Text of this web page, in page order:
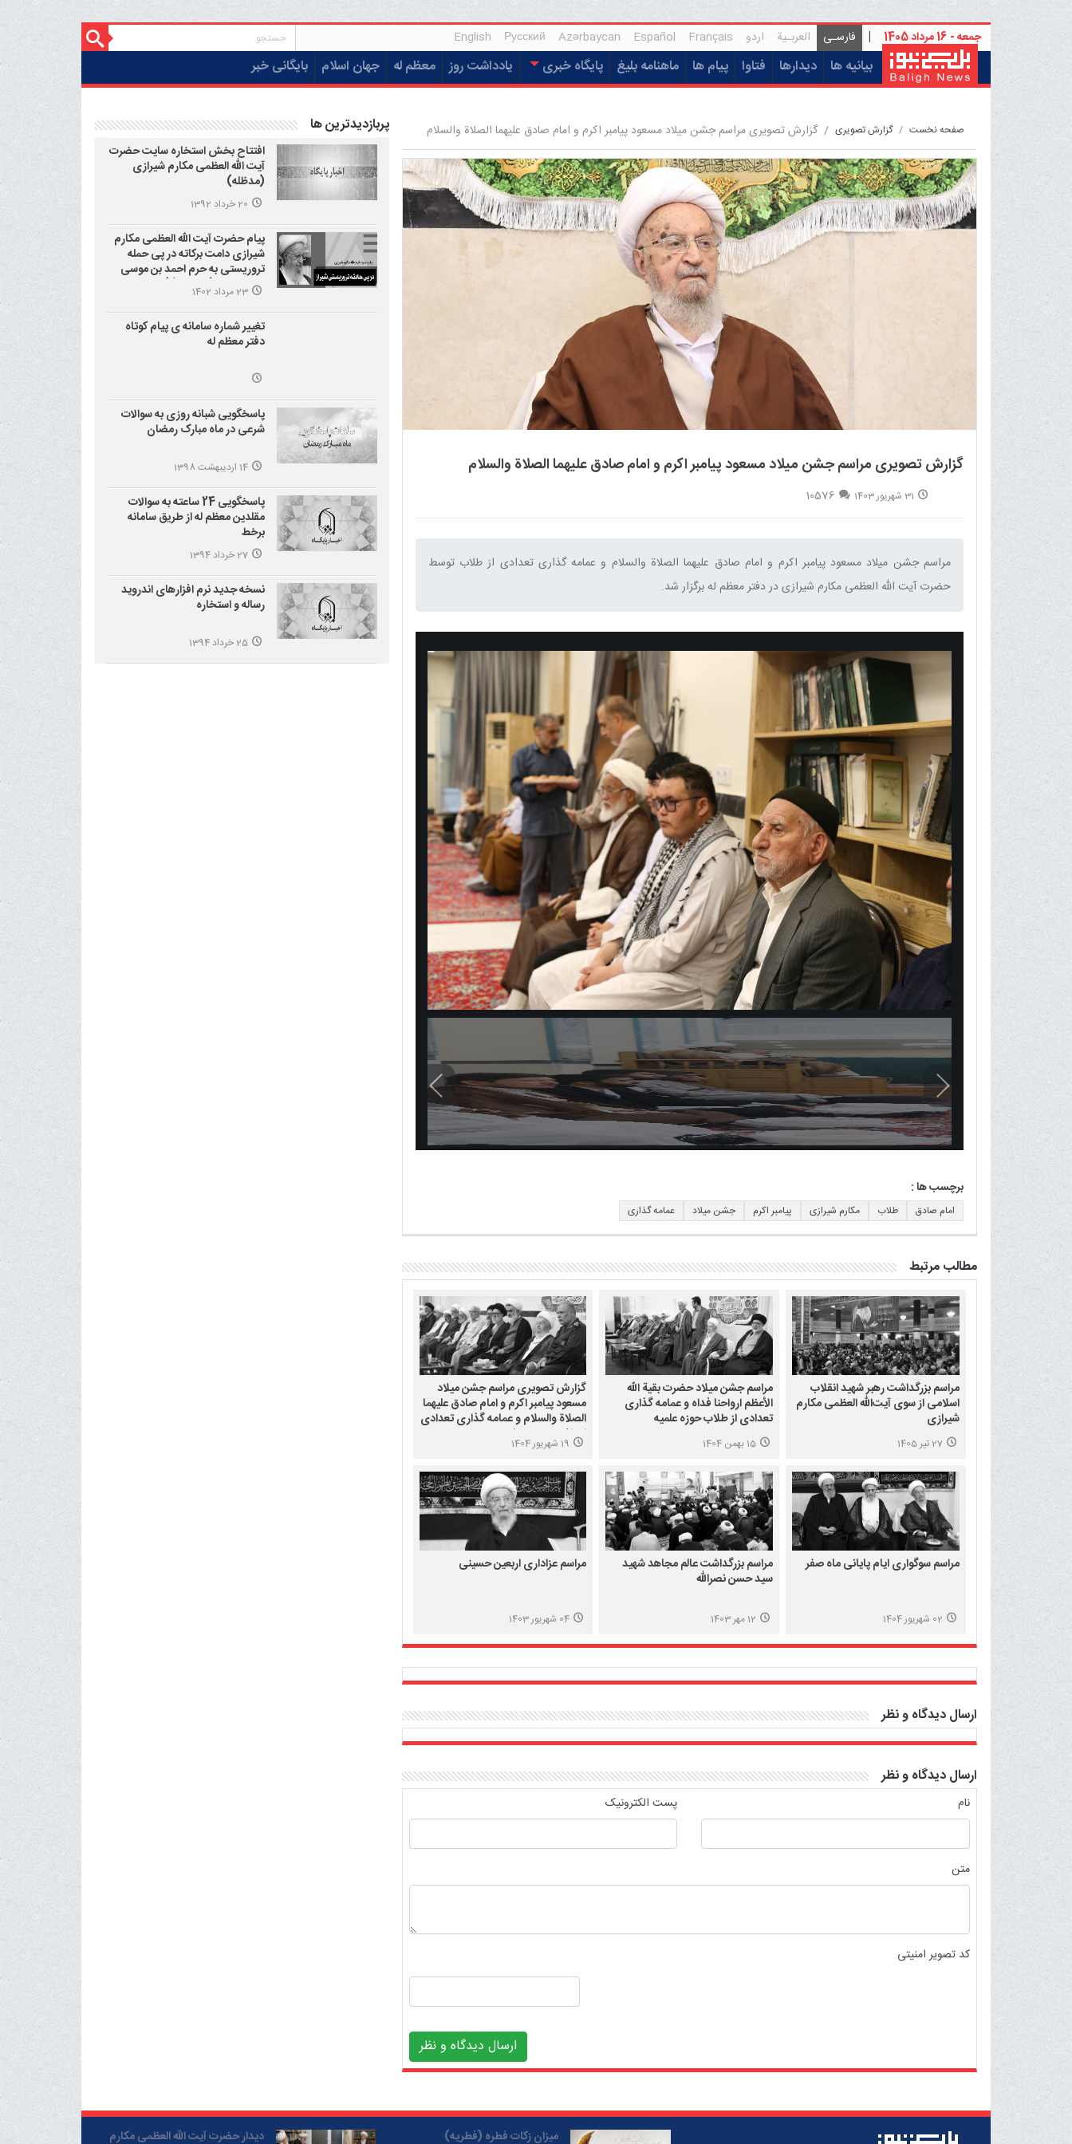
جمعه - 16 مرداد 1405 | فارسـی العربـیة اردو Français
Español
Azərbaycan
Русский
English
بیانیه ها دیدارها فتاوا پیام ها ماهنامه بلیغ پایگاه خبری یادداشت روز معظم له جهان اسلام بایگانی خبر
صفحه نخست گزارش تصویری گزارش تصویری مراسم جشن میلاد مسعود پیامبر اکرم و امام صادق علیهما الصلاة والسلام
گزارش تصویری مراسم جشن میلاد مسعود پیامبر اکرم و امام صادق علیهما الصلاة والسلام
31 شهریور 1403 10576
مراسم جشن میلاد مسعود پیامبر اکرم و امام صادق علیهما الصلاة والسلام و عمامه گذاری تعدادی از طلاب توسط
حضرت آیت الله العظمی مکارم شیرازی در دفتر معظم له برگزار شد.‌
برچسب ها :
امام صادق طلاب مکارم شیرازی پیامبر اکرم جشن میلاد عمامه گذاری
مطالب مرتبط
مراسم بزرگداشت رهبر شهید انقلاب
اسلامی از سوی آیت‌الله العظمی مکارم
شیرازی
27 تیر 1405
مراسم جشن میلاد حضرت بقیة الله
الأعظم ارواحنا فداه و عمامه گذاری
تعدادی از طلاب حوزه علمیه
15 بهمن 1404
گزارش تصویری مراسم جشن میلاد
مسعود پیامبر اکرم و امام صادق علیهما
الصلاة والسلام و عمامه گذاری تعدادی
از طلاب حوزه عملیه
19 شهریور 1404
مراسم سوگواری ایام پایانی ماه صفر
02 شهریور 1404
مراسم بزرگداشت عالم مجاهد شهید
سید حسن نصرالله
12 مهر 1403
مراسم عزاداری اربعین حسینی
04 شهریور 1403
ارسال دیدگاه و نظر
ارسال دیدگاه و نظر
نام پست الکترونیک
متن
کد تصویر امنیتی
ارسال دیدگاه و نظر
پربازدیدترین ها
افتتاح بخش استخاره سایت حضرت
آیت الله العظمی مکارم شیرازی
(مدظله)
20 خرداد 1392
پیام حضرت آیت الله العظمی مکارم
شیرازی دامت برکاته در پی حمله
تروریستی به حرم احمد بن موسی
علیه السلام (شاهچراغ)
23 مرداد 1402
تغییر شماره سامانه ی پیام کوتاه
دفتر معظم له
پاسخگویی شبانه روزی به سوالات
شرعی در ماه مبارک رمضان
14 اردیبهشت 1398
پاسخگویی 24 ساعته به سوالات
مقلدین معظم له از طریق سامانه
برخط
27 خرداد 1394
نسخه جدید نرم افزارهای اندروید
رساله و استخاره
25 خرداد 1394
میزان زکات فطره (فطریه) دیدار حضرت آیت الله العظمی مکارم